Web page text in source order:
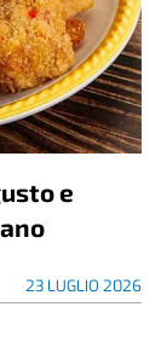
e
23 LUGLIO 2026